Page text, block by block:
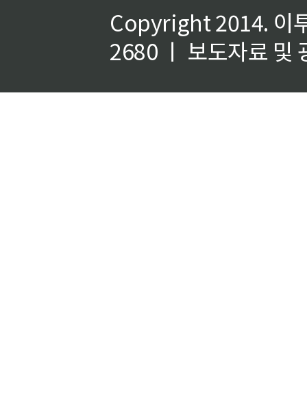
Copyright 2014. 이
2680 ㅣ 보도자료